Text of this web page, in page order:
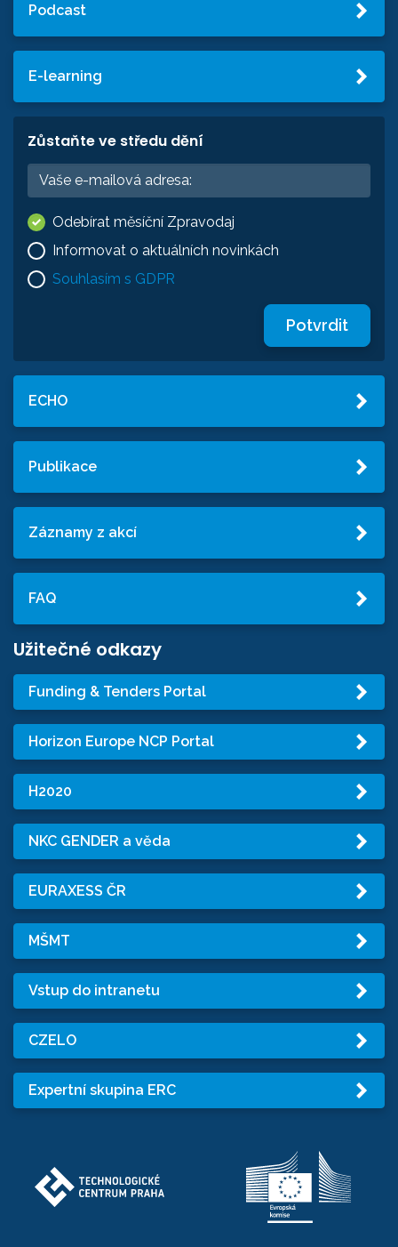
Podcast
E-learning
Zůstaňte ve středu dění
Odebírat měsíční Zpravodaj
Informovat o aktuálních novinkách
Souhlasím s GDPR
Potvrdit
ECHO
Publikace
Záznamy z akcí
FAQ
Užitečné odkazy
Funding & Tenders Portal
Horizon Europe NCP Portal
H2020
NKC GENDER a věda
EURAXESS ČR
MŠMT
Vstup do intranetu
CZELO
Expertní skupina ERC